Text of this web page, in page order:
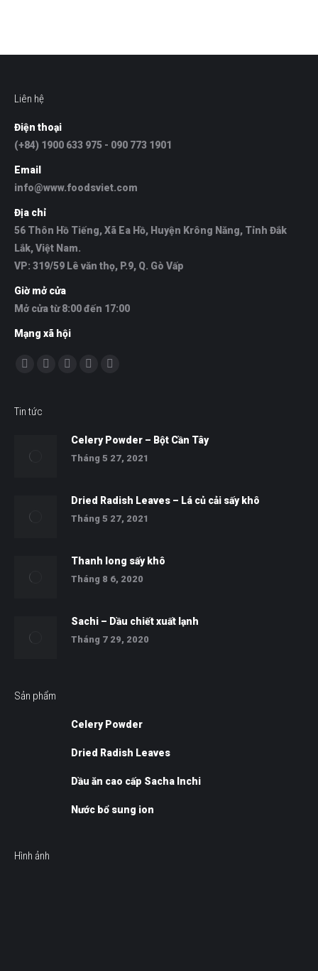
Liên hệ
Điện thoại
(+84) 1900 633 975 - 090 773 1901
Email
info@www.foodsviet.com
Địa chỉ
56 Thôn Hồ Tiếng, Xã Ea Hồ, Huyện Krông Năng, Tỉnh Đắk
Lắk, Việt Nam.
VP: 319/59 Lê văn thọ, P.9, Q. Gò Vấp
Giờ mở cửa
Mở cửa từ 8:00 đến 17:00
Mạng xã hội
Find us on:
Tin tức
Celery Powder – Bột Cần Tây
Tháng 5 27, 2021
Dried Radish Leaves – Lá củ cải sấy khô
Tháng 5 27, 2021
Thanh long sấy khô
Tháng 8 6, 2020
Sachi – Dầu chiết xuất lạnh
Tháng 7 29, 2020
Sản phẩm
Celery Powder
Dried Radish Leaves
Dầu ăn cao cấp Sacha Inchi
Nước bổ sung ion
Hình ảnh